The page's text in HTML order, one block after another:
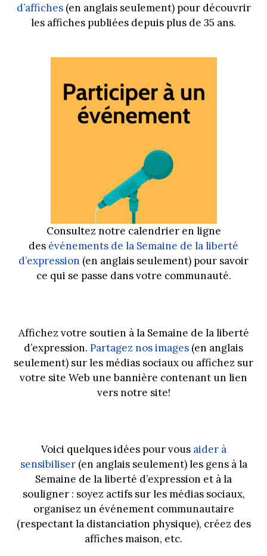
d’affiches(en anglais seulement) pour découvrir
les affiches publiées depuis plus de 35 ans.
Consultez notre calendrier en ligne
des événements de la Semaine de la liberté
d’expression (en anglais seulement) pour savoir
ce qui se passe dans votre communauté.
Affichez votre soutien à la Semaine de la liberté
d’expression. Partagez nos images (en anglais
seulement) sur les médias sociaux ou affichez sur
votre site Web une bannière contenant un lien
vers notre site!
Voici quelques idées pour vous aider à
sensibiliser(en anglais seulement) les gens à la
Semaine de la liberté d’expression et à la
souligner : soyez actifs sur les médias sociaux,
organisez un événement communautaire
(respectant la distanciation physique), créez des
affiches maison, etc.